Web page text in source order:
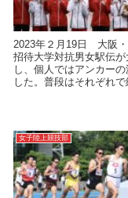
2023年２月19日 大阪
招待大学対抗男女駅伝
し、個人ではアンカー
した。普段はそれぞれで
女子陸上競技部